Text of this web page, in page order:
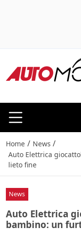
Home / News /
Auto Elettrica
lieto fine
News
Auto Elettrica
bambino: un